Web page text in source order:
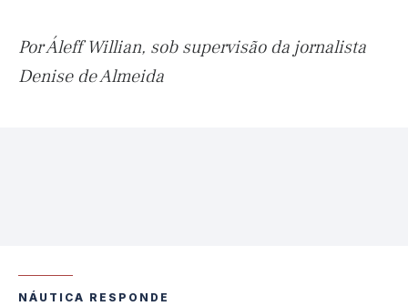
Por Áleff Willian, sob supervisão da jornalista
Denise de Almeida
NÁUTICA RESPONDE